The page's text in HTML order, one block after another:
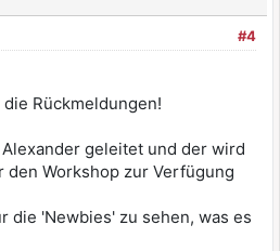
#4
Rückmeldungen!
geleitet und der wird
Workshop zur Verfügung
die 'Newbies' zu sehen, was es